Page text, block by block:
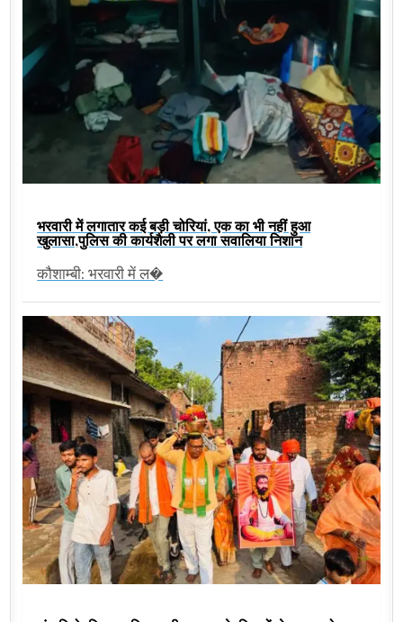
भरवारी में लगातार कई बड़ी चोरियां, एक का भी नहीं हुआ
खुलासा,पुलिस की कार्यशैली पर लगा सवालिया निशान
कौशाम्बी: भरवारी में ल�